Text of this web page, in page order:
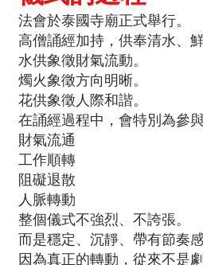
法會於泰國寺廟正式舉行。
高僧誦經加持，供奉清水、鮮
水供象徵財氣流動。
燭火象徵方向明晰。
花供象徵人際和諧。
在誦經過程中，會特別為參
財氣流通
工作順轉
阻礙退散
人脈轉動
整個儀式不強烈、不誇張。
而是穩定、沉靜、帶有節奏感
因為真正的轉動，從來不是劇